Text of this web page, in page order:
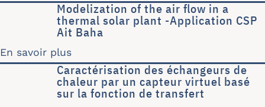
Modelization of the air ﬂow in a
thermal solar plant -Application CSP
Ait Baha
En savoir plus
Caractérisation des échangeurs de
chaleur par un capteur virtuel basé
sur la fonction de transfert